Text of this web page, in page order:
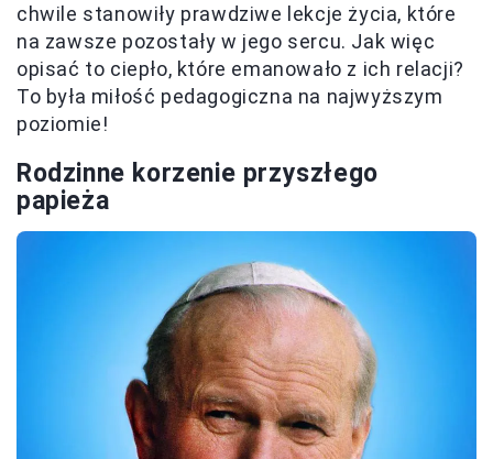
chwile stanowiły prawdziwe lekcje życia, które
na zawsze pozostały w jego sercu. Jak więc
opisać to ciepło, które emanowało z ich relacji?
To była miłość pedagogiczna na najwyższym
poziomie!
Rodzinne korzenie przyszłego
papieża